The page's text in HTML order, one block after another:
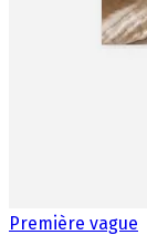
Première vague